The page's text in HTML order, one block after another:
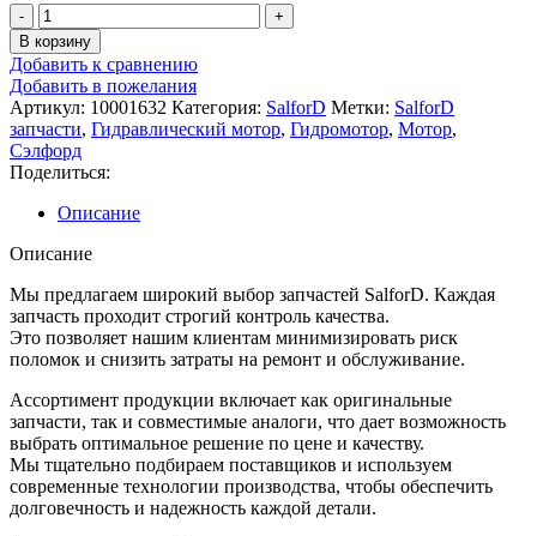
Количество
товара
10001632
Гидравлический
мотор
13.11003
В корзину
Добавить к сравнению
Добавить в пожелания
Артикул: 10001632 Категория: SalforD Метки: SalforD
запчасти, Гидравлический мотор, Гидромотор, Мотор,
Сэлфорд
Поделиться:
Описание
Описание
Мы предлагаем широкий выбор запчастей SalforD. Каждая
запчасть проходит строгий контроль качества.
Это позволяет нашим клиентам минимизировать риск
поломок и снизить затраты на ремонт и обслуживание.
Ассортимент продукции включает как оригинальные
запчасти, так и совместимые аналоги, что дает возможность
выбрать оптимальное решение по цене и качеству.
Мы тщательно подбираем поставщиков и используем
современные технологии производства, чтобы обеспечить
долговечность и надежность каждой детали.